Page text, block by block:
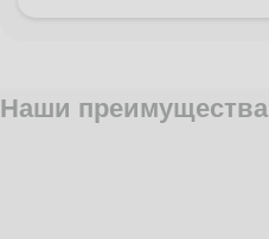
Наши преимущества